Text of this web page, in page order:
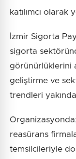
katılımcı olarak
İzmir Sigorta
sigorta
görünürlüklerini
geliştirme ve
trendleri
reasürans
temsilcileriyle